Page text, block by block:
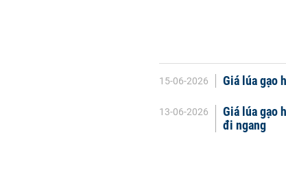
15-06-2026 Giá lúa gạo
13-06-2026
Giá lúa gạo
đi ngang